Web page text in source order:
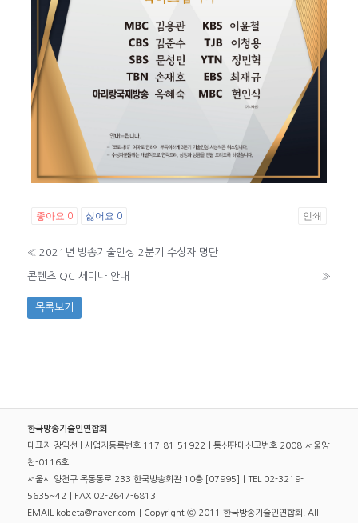
좋아요 0 싫어요 0 인쇄
« 2021년 방송기술인상 2분기 수상자 명단
콘텐츠 QC 세미나 안내 »
목록보기
한국방송기술인연합회
대표자 장익선 | 사업자등록번호 117-81-51922｜통신판매신고번호 2008-서울양
천-0116호
서울시 양천구 목동동로 233 한국방송회관 10층 [07995]｜TEL 02-3219-
5635~42｜FAX 02-2647-6813
EMAIL kobeta@naver.com｜Copyright ⓒ 2011 한국방송기술인연합회. All